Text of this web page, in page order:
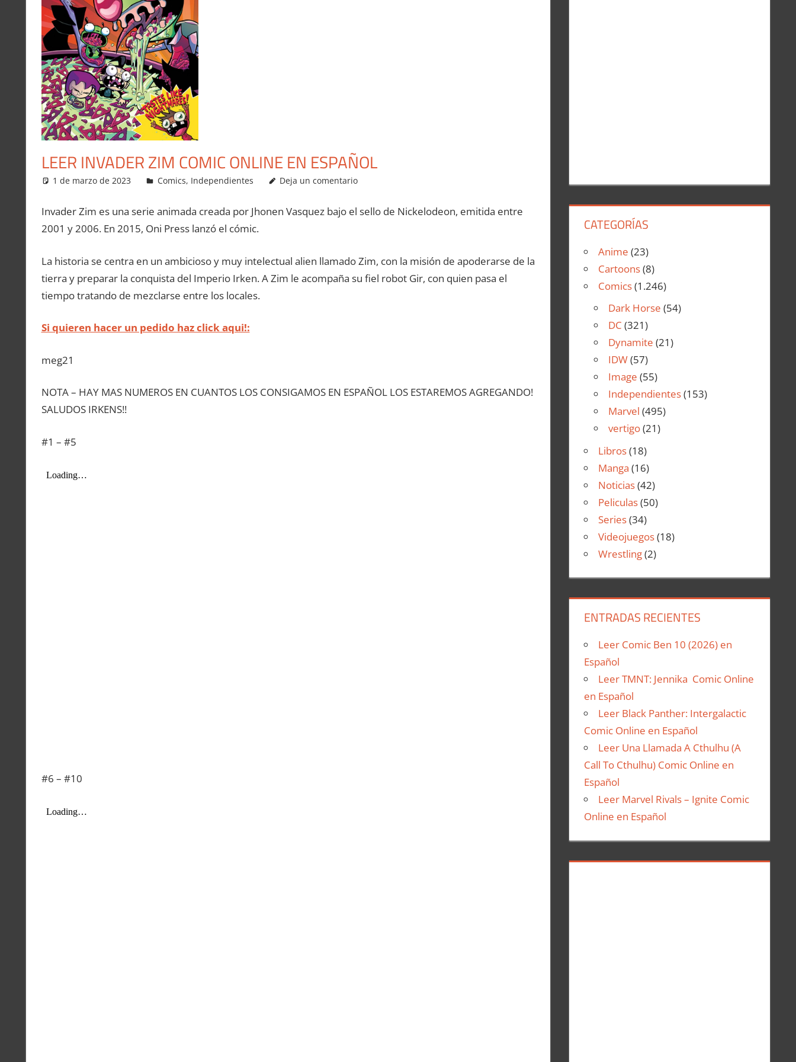
LEER INVADER ZIM COMIC ONLINE EN ESPAÑOL
1 de marzo de 2023 Carlitox Banana
Comics, Independientes Deja un comentario
Invader Zim es una serie animada creada por Jhonen Vasquez bajo el sello de Nickelodeon, emitida entre
2001 y 2006. En 2015, Oni Press lanzó el cómic.
La historia se centra en un ambicioso y muy intelectual alien llamado Zim, con la misión de apoderarse de la
tierra y preparar la conquista del Imperio Irken. A Zim le acompaña su fiel robot Gir, con quien pasa el
tiempo tratando de mezclarse entre los locales.
Si quieren hacer un pedido haz click aqui!:
meg21
NOTA – HAY MAS NUMEROS EN CUANTOS LOS CONSIGAMOS EN ESPAÑOL LOS ESTAREMOS AGREGANDO!
SALUDOS IRKENS!!
#1 – #5
#6 – #10
CATEGORÍAS
Anime (23)
Cartoons(8)
Comics(1.246)
Dark Horse (54)
DC (321)
Dynamite (21)
IDW(57)
Image (55)
Independientes(153)
Marvel (495)
vertigo(21)
Libros(18)
Manga (16)
Noticias(42)
Peliculas(50)
Series(34)
Videojuegos(18)
Wrestling(2)
ENTRADAS RECIENTES
Leer Comic Ben 10 (2026) en
Español
Leer TMNT: Jennika Comic Online
en Español
Leer Black Panther: Intergalactic
Comic Online en Español
Leer Una Llamada A Cthulhu (A
Call To Cthulhu) Comic Online en
Español
Leer Marvel Rivals – Ignite Comic
Online en Español